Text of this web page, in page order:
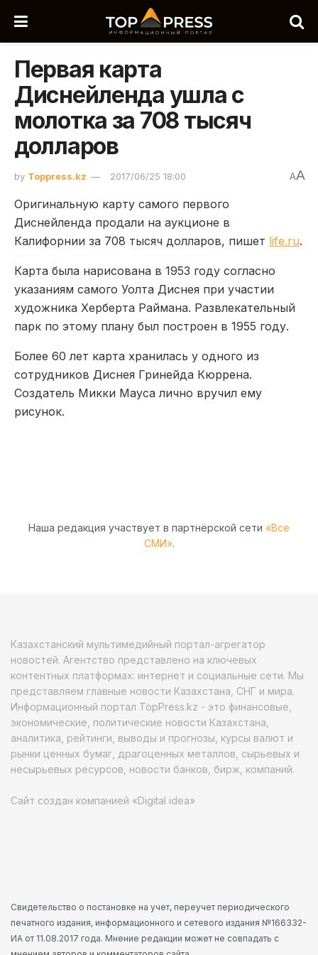
Первая карта
Диснейленда ушла с
молотка за 708 тысяч
долларов
by Toppress.kz 2017/06/25 18:00 AA
Оригинальную карту самого первого
Диснейленда продали на аукционе в
Калифорнии за 708 тысяч долларов, пишет life.ru.
Карта была нарисована в 1953 году согласно
указаниям самого Уолта Диснея при участии
художника Херберта Раймана. Развлекательный
парк по этому плану был построен в 1955 году.
Более 60 лет карта хранилась у одного из
сотрудников Диснея Гринейда Кюррена.
Создатель Микки Мауса лично вручил ему
рисунок.
Наша редакция участвует в партнёрской сети «Все
СМИ».
Казахстанский мультимедийный портал-агрегатор
новостей. Агентство представлено на ключевых
контентных платформах: интернет и социальные сети. Мы
представляем главные новости Казахстана, СНГ и мира.
Информационный портал TopPress.kz - это финансовые,
экономические, политические новости Казахстана,
аналитика, рейтинги, выводы и прогнозы, курсы валют и
рынки ценных бумаг, драгоценных металлов, сырьевых и
несырьевых ресурсов, новости банков, бирж, компаний.
Сайт создан компанией «Digital idea»
Свидетельство о постановке на учет, переучет периодического
печатного издания, информационного и сетевого издания №166332-
ИА от 11.08.2017 года. Мнение редакции может не совпадать с